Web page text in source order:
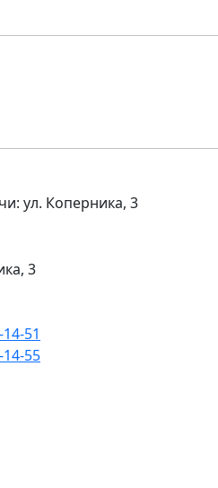
ул. Коперника, 3
3
51
55